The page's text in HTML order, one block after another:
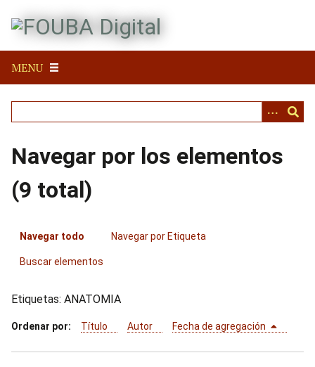
MENU
Navegar por los elementos
(9 total)
Navegar todo Navegar por Etiqueta
Buscar elementos
Etiquetas: ANATOMIA
Ordenar por: Título Autor Fecha de agregación